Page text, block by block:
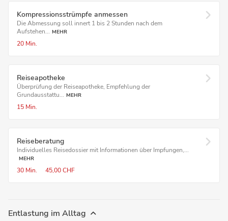
Kompressions­strümpfe anmessen
Die Abmessung soll innert 1 bis 2 Stunden nach dem
Aufstehen... MEHR
20 Min.
Reiseapotheke
Überprüfung der Reiseapotheke, Empfehlung der
Grundausstattu... MEHR
15 Min.
Reiseberatung
Individuelles Reisedossier mit Informationen über Impfungen,...
MEHR
30 Min. 45,00 CHF
Entlastung im Alltag